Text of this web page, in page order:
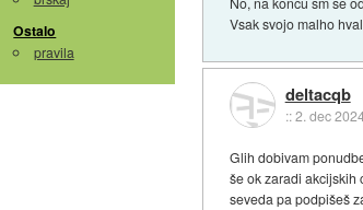
Ostalo
pravila
Vsak svojo malho
deltacqb
::2. dec
Glih dobivam
še ok zaradi akcijskih
seveda pa podpišeš